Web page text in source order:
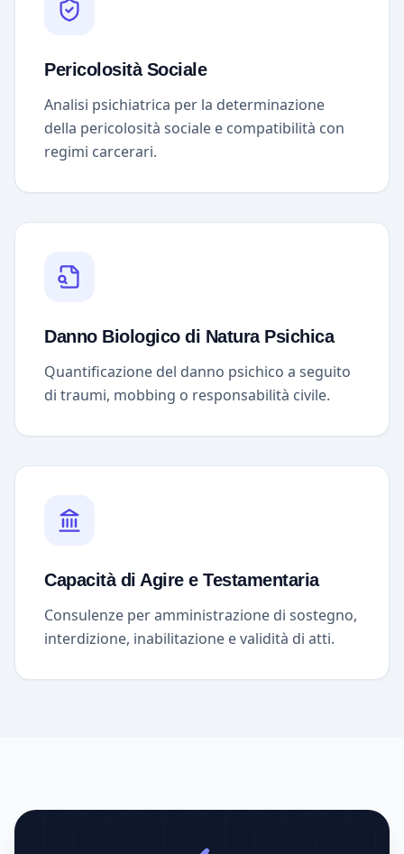
Pericolosità Sociale
Analisi psichiatrica per la determinazione
della pericolosità sociale e compatibilità con
regimi carcerari.
Danno Biologico di Natura Psichica
Quantificazione del danno psichico a seguito
di traumi, mobbing o responsabilità civile.
Capacità di Agire e Testamentaria
Consulenze per amministrazione di sostegno,
interdizione, inabilitazione e validità di atti.